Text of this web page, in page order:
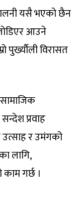
यसै भएको छैन
आउने
पुर्ख्यौली विरासत
प्रवाह
र उमंगको
लागि,
गर्छ ।